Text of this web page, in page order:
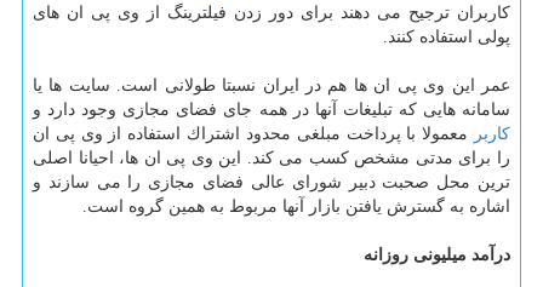
كاربران ترجیح می دهند برای دور زدن فیلترینگ از وی پی ان های
پولی استفاده كنند.
عمر این وی پی ان ها هم در ایران نسبتا طولانی است. سایت ها یا
سامانه هایی كه تبلیغات آنها در همه جای فضای مجازی وجود دارد و
كاربر
معمولا با پرداخت مبلغی محدود اشتراك استفاده از وی پی ان
را برای مدتی مشخص كسب می كند. این وی پی ان ها، احیانا اصلی
ترین محل صحبت دبیر شورای عالی فضای مجازی را می سازند و
اشاره به گسترش یافتن بازار آنها مربوط به همین گروه است.
درآمد میلیونی روزانه